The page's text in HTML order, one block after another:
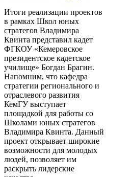
Итоги реализации проектов
в рамках Школ юных
стратегов Владимира
Квинта представил кадет
ФГКОУ «Кемеровское
президентское кадетское
училище» Богдан Брагин.
Напомним, что кафедра
стратегии регионального и
отраслевого развития
КемГУ выступает
площадкой для работы со
Школами юных стратегов
Владимира Квинта. Данный
проект открывает широкие
возможности для молодых
людей, позволяет им
раскрыть лидерские